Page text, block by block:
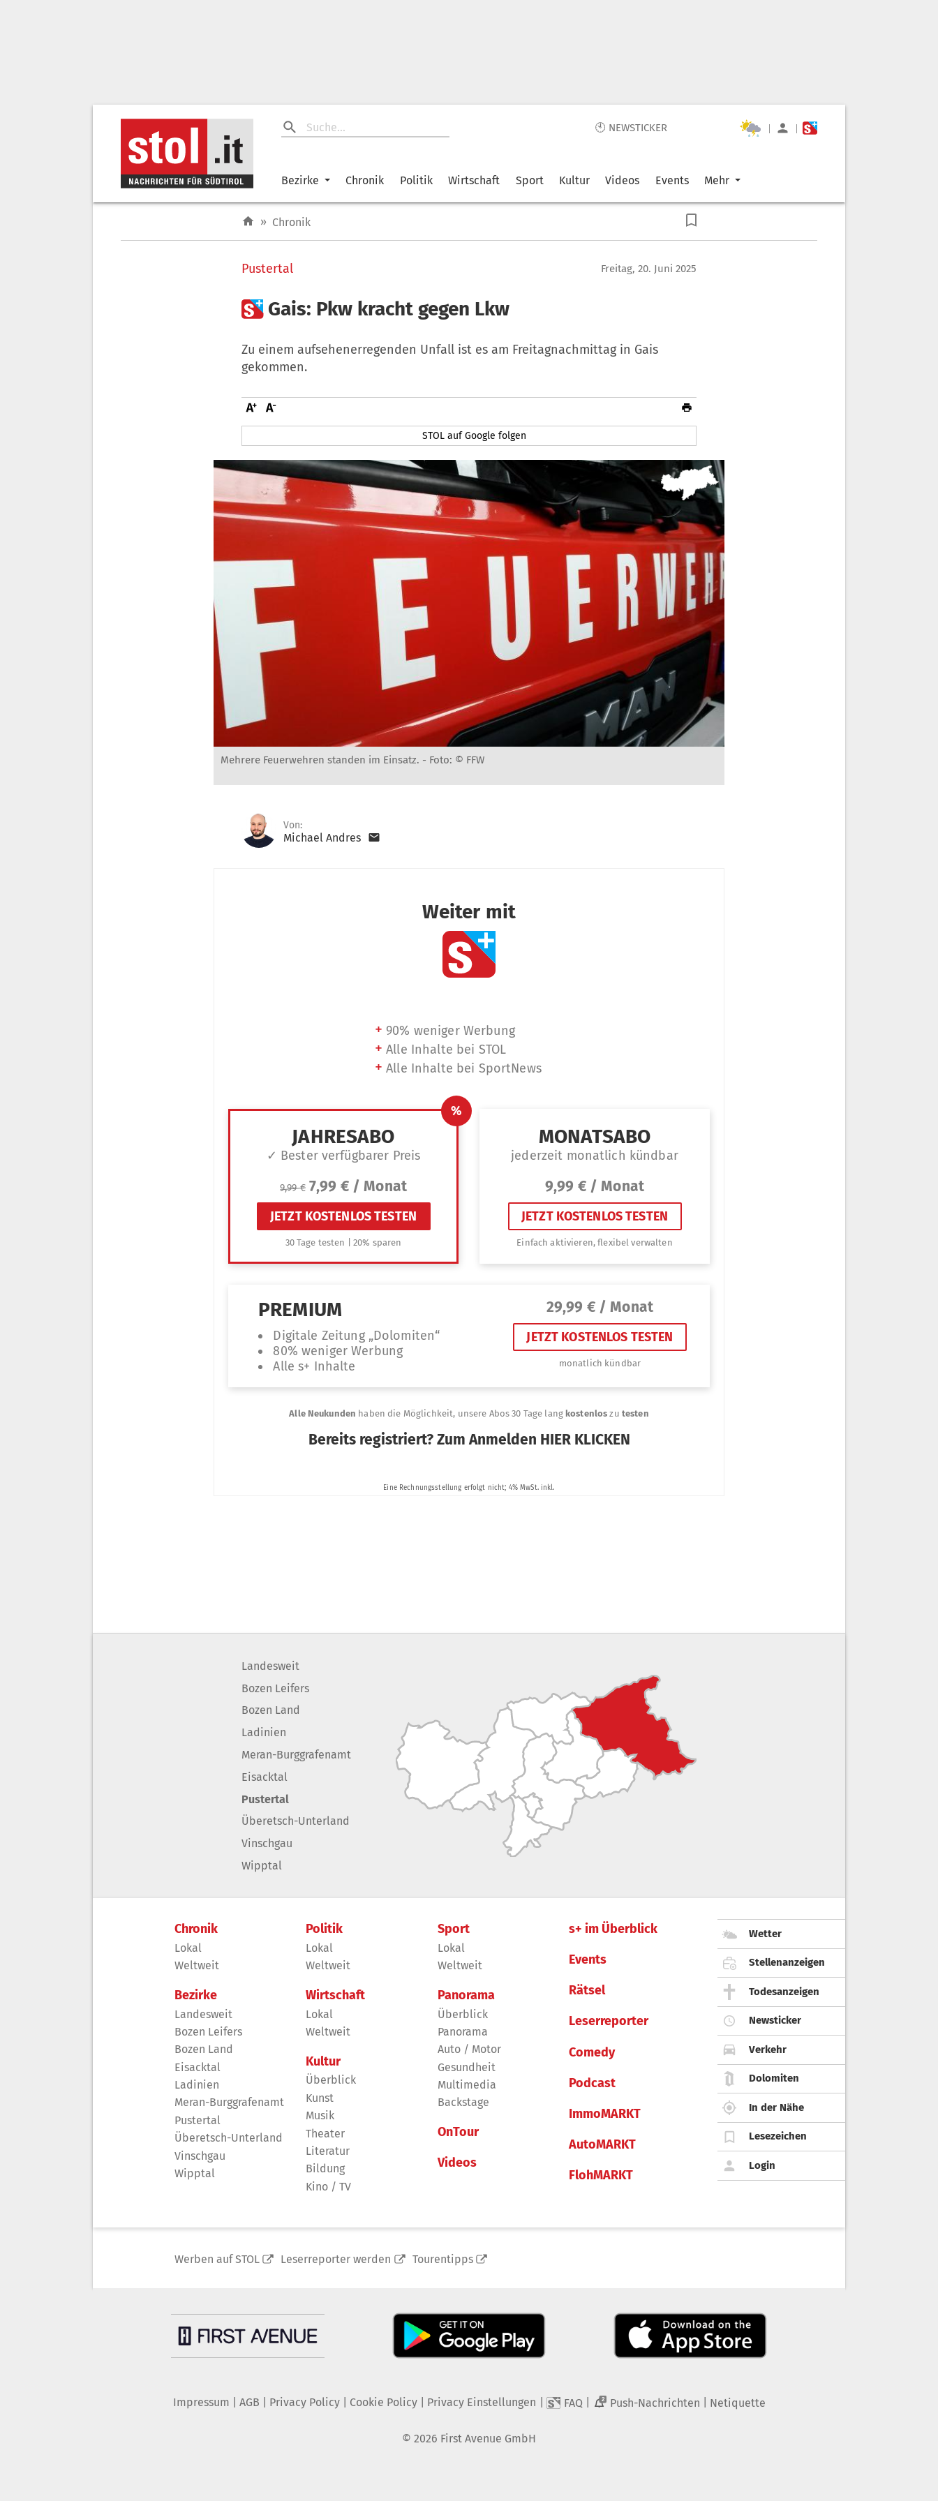
🕙 NEWSTICKER | |
Bezirke Chronik Politik Wirtschaft Sport Kultur Videos Events Mehr
» Chronik
Pustertal Freitag, 20. Juni 2025
 Gais: Pkw kracht gegen Lkw
Zu einem aufsehenerregenden Unfall ist es am Freitagnachmittag in Gais
gekommen.
STOL auf Google folgen
Mehrere Feuerwehren standen im Einsatz. - Foto: © FFW
Von:
Michael Andres
Landesweit
Bozen Leifers
Bozen Land
Ladinien
Meran-Burggrafenamt
Eisacktal
Pustertal
Überetsch-Unterland
Vinschgau
Wipptal
Chronik
Lokal
Weltweit
Bezirke
Landesweit
Bozen Leifers
Bozen Land
Eisacktal
Ladinien
Meran-Burggrafenamt
Pustertal
Überetsch-Unterland
Vinschgau
Wipptal
Politik
Lokal
Weltweit
Wirtschaft
Lokal
Weltweit
Kultur
Überblick
Kunst
Musik
Theater
Literatur
Bildung
Kino / TV
Sport
Lokal
Weltweit
Panorama
Überblick
Panorama
Auto / Motor
Gesundheit
Multimedia
Backstage
OnTour
Videos
s+ im Überblick
Events
Rätsel
Leserreporter
Comedy
Podcast
ImmoMARKT
AutoMARKT
FlohMARKT
Wetter
Stellenanzeigen
Todesanzeigen
Newsticker
Verkehr
Dolomiten
In der Nähe
Lesezeichen
Login
Werben auf STOL Leserreporter werden Tourentipps
Impressum AGB Privacy Policy| Cookie Policy| Privacy Einstellungen FAQ 2 Push-Nachrichten Netiquette
© 2026 First Avenue GmbH